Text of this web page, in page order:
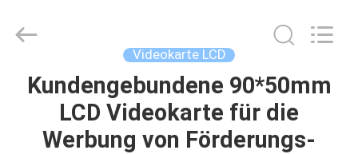
HAUS
PRODUKTE
Ltd..
Videokarte LCD
Kundengebundene 90*50mm
LCD Videokarte für die
Werbung von Förderungs-